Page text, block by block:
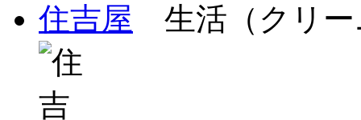
住吉屋 生活（クリー